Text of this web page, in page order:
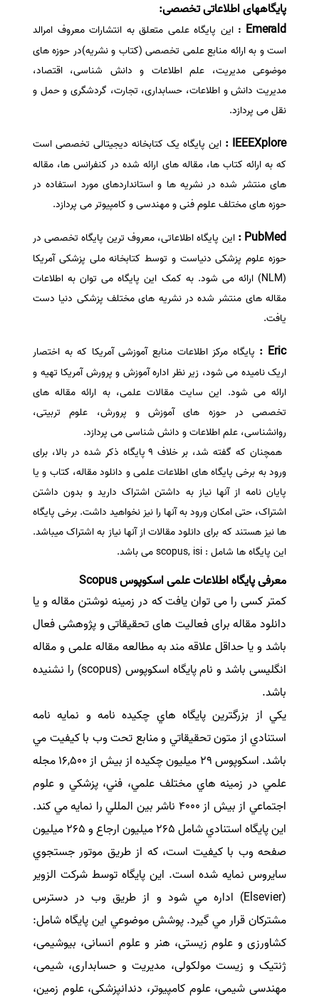
پایگاههای اطلاعاتی تخصصی:
Emerald
:این پایگاه علمی متعلق به انتشارات معروف امرالد
است و به ارائه منابع علمی تخصصی (کتاب و نشریه)در حوزه های
موضوعی مدیریت، علم اطلاعات و دانش شناسی، اقتصاد،
مدیریت دانش و اطلاعات، حسابداری، تجارت، گردشگری و حمل و
نقل می پردازد.
IEEEXplore :
این پایگاه یک کتابخانه دیجیتالی تخصصی است
که به ارائه کتاب ها، مقاله های ارائه شده در کنفرانس ها، مقاله
های منتشر شده در نشریه ها و استانداردهای مورد استفاده در
حوزه های مختلف علوم فنی و مهندسی و کامپیوتر می پردازد.
PubMed :
این پایگاه اطلاعاتی، معروف ترین پایگاه تخصصی در
حوزه علوم پزشکی دنیاست و توسط کتابخانه ملی پزشکی آمریکا
(NLM) ارائه می شود. به کمک این پایگاه می توان به اطلاعات
مقاله های منتشر شده در نشریه های مختلف پزشکی دنیا دست
یافت.
Eric :
پایگاه مرکز اطلاعات منابع آموزشی آمریکا که به اختصار
اریک نامیده می شود، زیر نظر اداره آموزش و پرورش آمریکا تهیه و
ارائه می شود. این سایت مقالات علمی، به ارائه مقاله های
تخصصی در حوزه های آموزش و پرورش، علوم تربیتی،
روانشناسی، علم اطلاعات و دانش شناسی می پردازد.
همچنان که گفته شد، بر خلاف 9 پایگاه ذکر شده در بالا، برای
ورود به برخی پایگاه های اطلاعات علمی و دانلود مقاله، کتاب و یا
پایان نامه از آنها نیاز به داشتن اشتراک دارید و بدون داشتن
اشتراک، حتی امکان ورود به آنها را نیز نخواهید داشت. برخی پایگاه
ها نیز هستند که برای دانلود مقالات از آنها نیاز به اشتراک میباشد.
این پایگاه ها شامل : scopus, isi می باشد.
معرفی پایگاه‌ اطلاعات علمی اسکوپوس Scopus
کمتر کسی را می توان یافت که در زمینه نوشتن مقاله و یا
دانلود مقاله برای فعالیت های تحقیقاتی و پژوهشی فعال
باشد و یا حداقل علاقه مند به مطالعه مقاله علمی و مقاله
انگلیسی باشد و نام پایگاه اسکوپوس (scopus) را نشنیده
باشد.
يكي از بزرگترين پايگاه هاي چكيده نامه و نمايه نامه
استنادي از متون تحقيقاتي و منابع تحت وب با كيفيت مي
باشد. اسكوپوس 29 ميليون چكيده از بيش از 16,500 مجله
علمي در زمينه هاي مختلف علمي، فني، پزشكي و علوم
اجتماعي از بيش از 4000 ناشر بين المللي را نمايه مي كند.
اين پايگاه استنادي شامل 265 ميليون ارجاع و 265 ميليون
صفحه وب با كيفيت است، كه از طريق موتور جستجوي
سايروس نمايه شده است. اين پايگاه توسط شركت الزوير
(Elsevier) اداره مي شود و از طريق وب در دسترس
مشتركان قرار مي گيرد. پوشش موضوعي اين پايگاه شامل:
کشاورزی و علوم زیستی، هنر و علوم انسانی، بیوشیمی،
ژنتیک و زیست مولکولی، مدیریت و حسابداری، شیمی،
مهندسی شیمی، علوم کامپیوتر، دندانپزشکی، علوم زمین،